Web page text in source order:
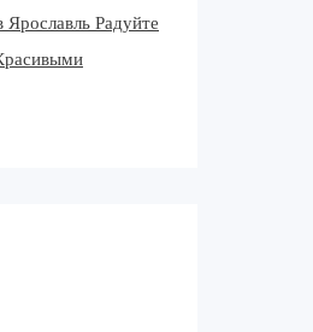
Ярославль Радуйте